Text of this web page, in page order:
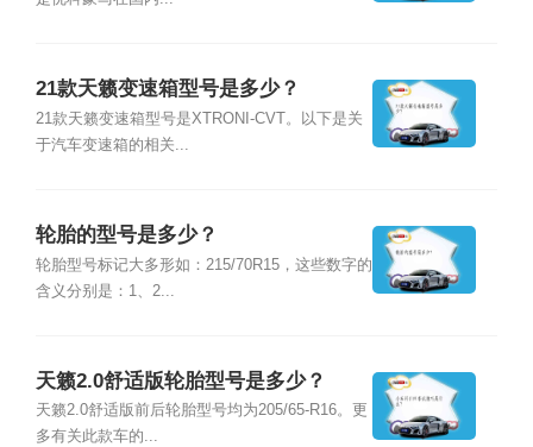
21款天籁变速箱型号是多少？
21款天籁变速箱型号是XTRONI-CVT。以下是关
于汽车变速箱的相关...
轮胎的型号是多少？
轮胎型号标记大多形如：215/70R15，这些数字的
含义分别是：1、2...
天籁2.0舒适版轮胎型号是多少？
天籁2.0舒适版前后轮胎型号均为205/65-R16。更
多有关此款车的...